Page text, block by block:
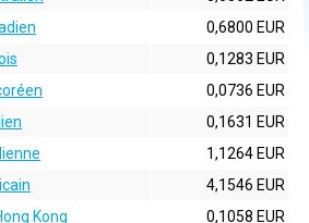
0,6800 EUR
0,1283 EUR
0,0736 EUR
0,1631 EUR
1,1264 EUR
4,1546 EUR
Kong
0,1058 EUR